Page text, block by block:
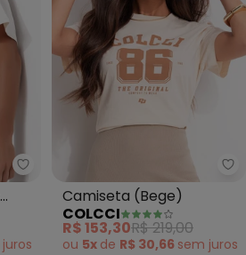
Puma - Camiseta M/C Class
juros
Camiseta (Bege)
COLCCI
R$ 153,30R$ 219,00
ou 5x de R$ 30,66 sem juros